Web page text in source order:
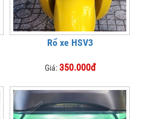
Rổ xe HSV3
Giá:350.000đ